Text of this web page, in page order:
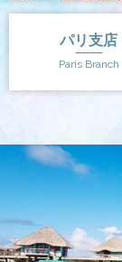
パリ支店
Paris Branch